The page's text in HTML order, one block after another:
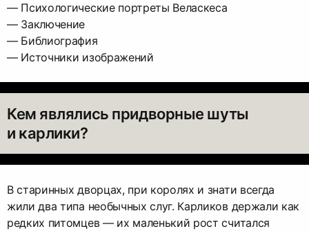
— Психологические портреты Веласкеса
— Заключение
— Библиография
— Источники изображений
Кем являлись придворные шуты
и карлики?
В старинных дворцах, при королях и знати всегда
жили два типа необычных слуг. Карликов держали как
редких питомцев — их маленький рост считался